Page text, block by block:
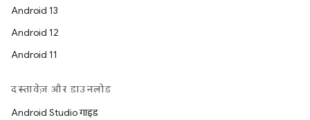
Android 13
Android 12
Android 11
दस्तावेज़ और डाउनलोड
Android Studio गाइड